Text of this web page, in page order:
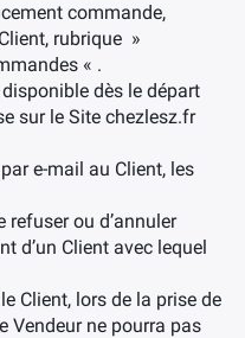
commande,
rubrique »
« .
dès le départ
sur le Site chezlesz.fr
e-mail au Client, les
refuser ou d’annuler
d’un Client avec lequel
Client, lors de la prise de
Vendeur ne pourra pas